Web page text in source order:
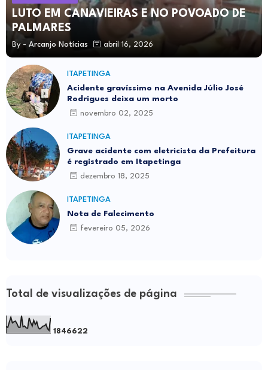
LUTO EM CANAVIEIRAS E NO POVOADO DE
PALMARES
By - Arcanjo Notícias abril 16, 2026
ITAPETINGA
Acidente gravíssimo na Avenida Júlio José
Rodrigues deixa um morto
novembro 02, 2025
ITAPETINGA
Grave acidente com eletricista da Prefeitura
é registrado em Itapetinga
dezembro 18, 2025
ITAPETINGA
Nota de Falecimento
fevereiro 05, 2026
Total de visualizações de página
1 846622